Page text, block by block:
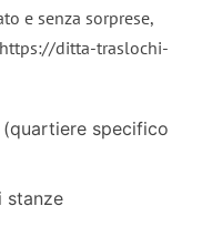
e senza sorprese,
ditta-traslochi-
specifico
stanze